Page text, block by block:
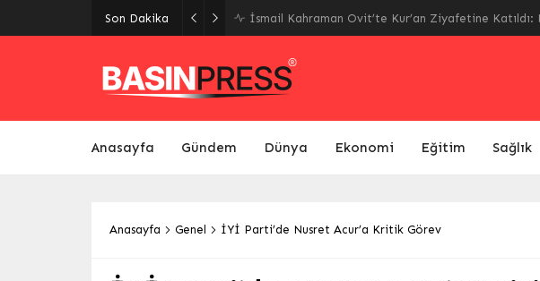
Son Dakika
Malatya’da Ulaşım Yatırımlarında Son Perde:
Yolu Ekim’de Açılıyor
Anasayfa Gündem Dünya Ekonomi Eğitim Sağlık
Anasayfa Genel İYİ Parti’de Nusret Acur’a Kritik Görev